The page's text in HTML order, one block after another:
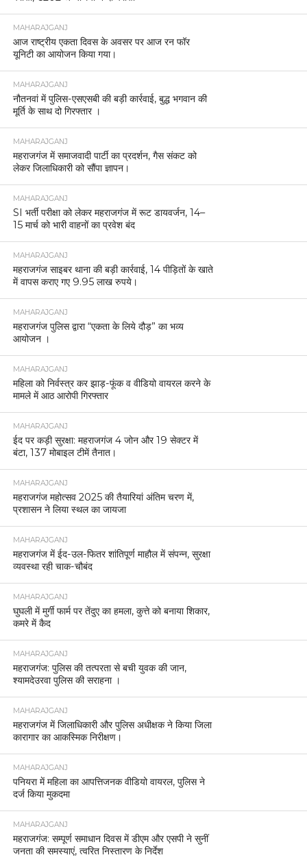
MAHARAJGANJ
आज राष्ट्रीय एकता दिवस के अवसर पर आज रन फॉर
यूनिटी का आयोजन किया गया।
MAHARAJGANJ
नौतनवां में पुलिस-एसएसबी की बड़ी कार्रवाई, बुद्ध भगवान की
मूर्ति के साथ दो गिरफ्तार ।
MAHARAJGANJ
महराजगंज में समाजवादी पार्टी का प्रदर्शन, गैस संकट को
लेकर जिलाधिकारी को सौंपा ज्ञापन।
MAHARAJGANJ
SI भर्ती परीक्षा को लेकर महराजगंज में रूट डायवर्जन, 14–
15 मार्च को भारी वाहनों का प्रवेश बंद
MAHARAJGANJ
महराजगंज साइबर थाना की बड़ी कार्रवाई, 14 पीड़ितों के खाते
में वापस कराए गए 9.95 लाख रुपये।
MAHARAJGANJ
महराजगंज पुलिस द्वारा “एकता के लिये दौड़” का भव्य
आयोजन ।
MAHARAJGANJ
महिला को निर्वस्त्र कर झाड़-फूंक व वीडियो वायरल करने के
मामले में आठ आरोपी गिरफ्तार
MAHARAJGANJ
ईद पर कड़ी सुरक्षा: महराजगंज 4 जोन और 19 सेक्टर में
बंटा, 137 मोबाइल टीमें तैनात।
MAHARAJGANJ
महराजगंज महोत्सव 2025 की तैयारियां अंतिम चरण में,
प्रशासन ने लिया स्थल का जायजा
MAHARAJGANJ
महराजगंज में ईद-उल-फितर शांतिपूर्ण माहौल में संपन्न, सुरक्षा
व्यवस्था रही चाक-चौबंद
MAHARAJGANJ
घुघली में मुर्गी फार्म पर तेंदुए का हमला, कुत्ते को बनाया शिकार,
कमरे में कैद
MAHARAJGANJ
महराजगंज: पुलिस की तत्परता से बची युवक की जान,
श्यामदेउरवा पुलिस की सराहना ।
MAHARAJGANJ
महराजगंज में जिलाधिकारी और पुलिस अधीक्षक ने किया जिला
कारागार का आकस्मिक निरीक्षण।
MAHARAJGANJ
पनियरा में महिला का आपत्तिजनक वीडियो वायरल, पुलिस ने
दर्ज किया मुकदमा
MAHARAJGANJ
महराजगंज: सम्पूर्ण समाधान दिवस में डीएम और एसपी ने सुनीं
जनता की समस्याएं, त्वरित निस्तारण के निर्देश